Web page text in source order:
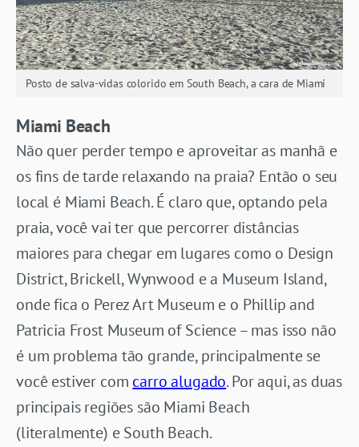
Posto de salva-vidas colorido em South Beach, a cara de Miami
Miami Beach
Não quer perder tempo e aproveitar as manhã e
os fins de tarde relaxando na praia? Então o seu
local é Miami Beach. É claro que, optando pela
praia, você vai ter que percorrer distâncias
maiores para chegar em lugares como o Design
District, Brickell, Wynwood e a Museum Island,
onde fica o Perez Art Museum e o Phillip and
Patricia Frost Museum of Science – mas isso não
é um problema tão grande, principalmente se
você estiver com carro alugado. Por aqui, as duas
principais regiões são Miami Beach
(literalmente) e South Beach.